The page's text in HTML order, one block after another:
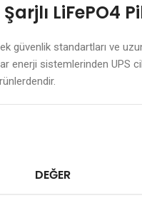
LiFePO4
güvenlik standartları ve
enerji sistemlerinden UPS
DEĞER